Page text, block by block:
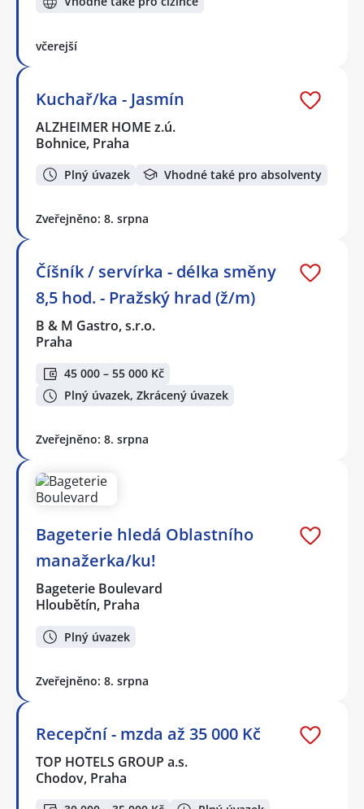
včerejší
Kuchař/ka - Jasmín
ALZHEIMER HOME z.ú.
Bohnice, Praha
Plný úvazek Vhodné také pro absolventy
Zveřejněno: 8. srpna
Číšník / servírka - délka směny
8,5 hod. - Pražský hrad (ž/m)
B & M Gastro, s.r.o.
Praha
45 000 – 55 000 Kč
Plný úvazek, Zkrácený úvazek
Zveřejněno: 8. srpna
Bageterie hledá Oblastního
manažerka/ku!
Bageterie Boulevard
Hloubětín, Praha
Plný úvazek
Zveřejněno: 8. srpna
Recepční - mzda až 35 000 Kč
TOP HOTELS GROUP a.s.
Chodov, Praha